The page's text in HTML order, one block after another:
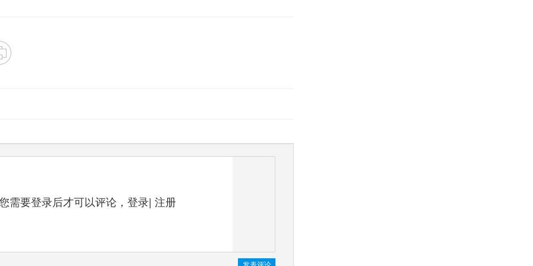
需要登录后才可以评论， 登录| 注册